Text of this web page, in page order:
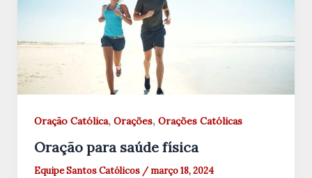
Oração Católica, Orações, Orações Católicas
Oração para saúde física
Equipe Santos Católicos / março 18, 2024